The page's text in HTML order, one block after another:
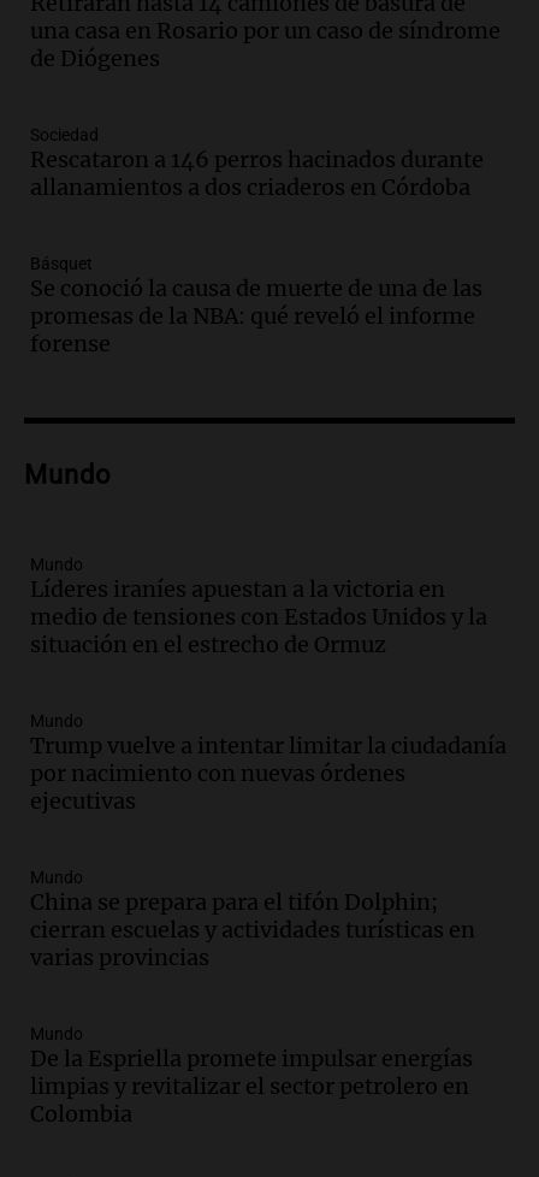
bonarda para disfrutar el fin de semana
en Mendoza
Panorama Federal
Audio.
en la Sociedad Rural de Bulaya con
actividades para toda la familia
Audio.
edificios y una casa del estudiante para
jóvenes de la región
Panorama Federal
Audio.Preparativos finales para la gran
Bulaya este sábado
Audio.
Congreso y evacuación por derrame de
oxígeno en Montecastro
Panorama Federal
y llega avión para escuelas de la décima
brigada aérea
Panorama Federal
Episodios
como enfermedad laboral tras la muerte
de un docente
Panorama Federal
Episodios
regulación de la energía
Panorama Federal
Episodios
una casa en Rosario por un caso de síndrome
de Diógenes
Sociedad
Rescataron a 146 perros hacinados durante
allanamientos a dos criaderos en Córdoba
Básquet
Se conoció la causa de muerte de una de las
promesas de la NBA: qué reveló el informe
forense
Mundo
Mundo
Líderes iraníes apuestan a la victoria en
medio de tensiones con Estados Unidos y la
situación en el estrecho de Ormuz
Mundo
Trump vuelve a intentar limitar la ciudadanía
por nacimiento con nuevas órdenes
ejecutivas
Mundo
China se prepara para el tifón Dolphin;
cierran escuelas y actividades turísticas en
varias provincias
Mundo
De la Espriella promete impulsar energías
limpias y revitalizar el sector petrolero en
Colombia